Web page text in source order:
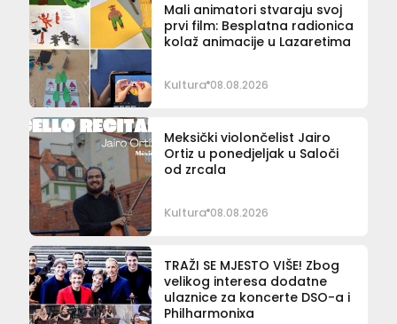
Mali animatori stvaraju svoj
prvi film: Besplatna radionica
kolaž animacije u Lazaretima
Kultura 08.08.2026
Meksički violončelist Jairo
Ortiz u ponedjeljak u Saloči
od zrcala
Kultura 08.08.2026
TRAŽI SE MJESTO VIŠE! Zbog
velikog interesa dodatne
ulaznice za koncerte DSO-a i
Philharmonixa